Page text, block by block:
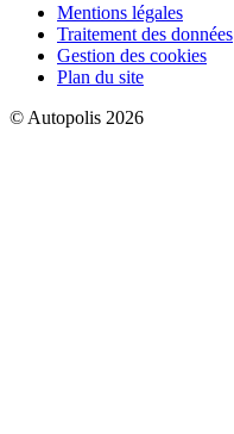
Mentions légales
Traitement des données
Gestion des cookies
Plan du site
© Autopolis 2026